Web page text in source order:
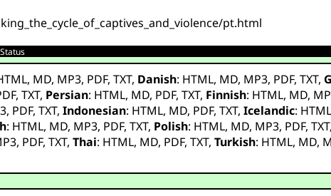
pt.html
Status
, MD, MP3, PDF,TXT, Danish: HTML, MD, MP3, PDF,TXT,
,TXT, Persian: HTML, MD, PDF,TXT, Finnish: HTML, MD,
, PDF,TXT,Indonesian: HTML, MD, PDF,TXT,Icelandic: HTML
: HTML, MD, MP3, PDF,TXT, Polish: HTML, MD, MP3, PDF,TXT,
, PDF,TXT,Thai: HTML, MD, PDF,TXT,Turkish: HTML, MD,